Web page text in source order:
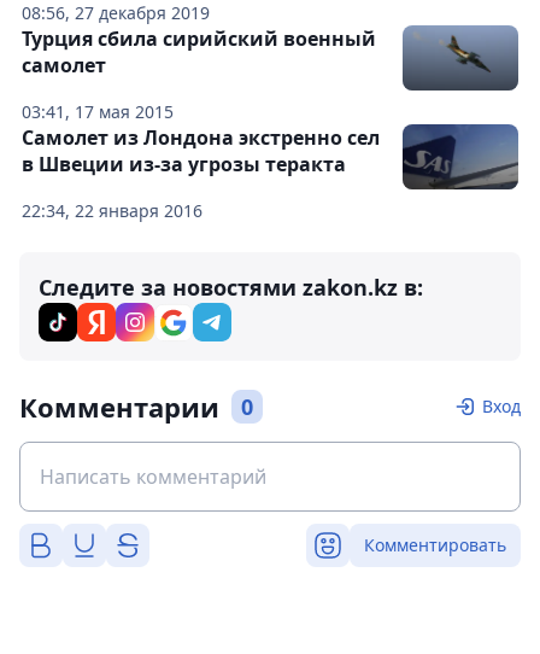
08:56, 27 декабря 2019
03:41, 17 мая 2015
Турция сбила сирийский военный
самолет
22:34, 22 января 2016
Самолет из Лондона экстренно сел
в Швеции из-за угрозы теракта
Следите за новостями zakon.kz в:
Комментарии 0 Вход
Комментировать